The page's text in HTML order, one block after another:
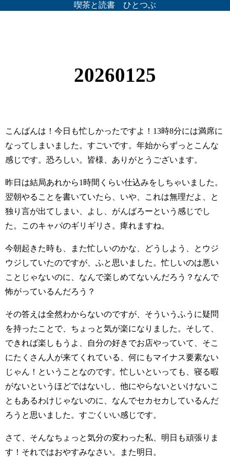
喫茶と読書 ひとつぶ
20260125
こんばんは！今日も忙しかったですよ！13時8分には満席に
なってしまいました。すごいです。年始からずっとこんな
感じです。恐ろしい。皆様、ありがとうございます。
昨日は結局あれから1時間くらい仕込みをしちゃいました。
翌朝やることを書いていたら、いや、これは無理だよ、と
独り言が出てしまい、よし、がんばろーという感じでし
た。このキャパのギリギリさ。痺れますね。
今朝起きた時も、また忙しいのかな、どうしよう、とウジ
ウジしていたのですが、ふと思いました。忙しいのは悪い
ことじゃないのに、なんで楽しめてないんだろう？なんで
怖がっているんだろう？
その答えは全然わからないのですが、そういうふうに疑問
を持ったことで、ちょっと気が楽になりました。そして、
できれば楽しもうよ、自分の好きでお店やっていて、そこ
にたくさん人が来てくれている、何にもマイナス要素ない
じゃん！ということなのです。忙しいといっても、寝る暇
がないというほどではないし、他にやらないといけないこ
ともあるわけじゃないのに、なんでセカセカしているんだ
ろうと思いました。すごくいい感じです。
さて、そんなちょっと気分の変わった私、明日も頑張りま
す！それではおやすみなさい。また明日。